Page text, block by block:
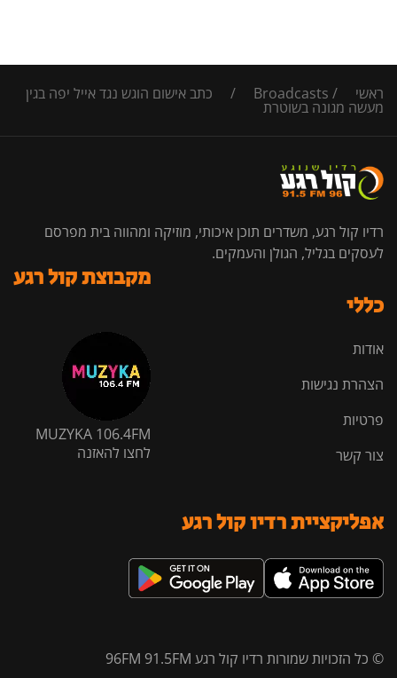
ראשי /
Broadcasts
/ כתב אישום הוגש נגד אייל יפה בגין
מעשה מגונה בשוטרת
רדיו קול רגע, משדרים תוכן איכותי, מוזיקה ומהווה בית מפרסם
לעסקים בגליל, הגולן והעמקים.
כללי
אודות
הצהרת נגישות
פרטיות
צור קשר
מקבוצת קול רגע
MUZYKA 106.4FM
לחצו להאזנה
אפליקציית רדיו קול רגע
© כל הזכויות שמורות רדיו קול רגע 96FM 91.5FM